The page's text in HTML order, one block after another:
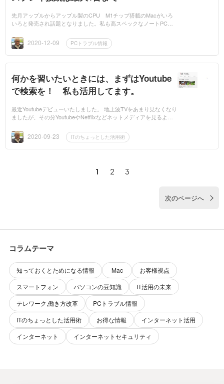
先月アップルからアップル製のCPU M1チップ搭載のMacがいろ
いろと発売され話題となりました。私も高スペックなノートPCが
つこと2週間ほどで手元...
2020-12-09 PCトラブル情報
何かを習いたいときには、まずはYoutube
で検索を！ 私も活用してます。
最近Youtubeデビューいたしました。 地上波TVをあまり見なくなり
ましたが、その分YoutubeやNetflixなどネットメディアを見るよう
ている人に触発...
2020-09-23 ITのちょっとした活用術
1 2 3
次のページへ
コラムテーマ
知っておくとためになる情報 Mac
お客様視点
スマートフォン
パソコンの豆知識
IT活用の未来
テレワーク,働き方改革
PCトラブル情報
ITのちょっとした活用術
お得な情報
インターネット活用
インターネット
インターネットセキュリティ